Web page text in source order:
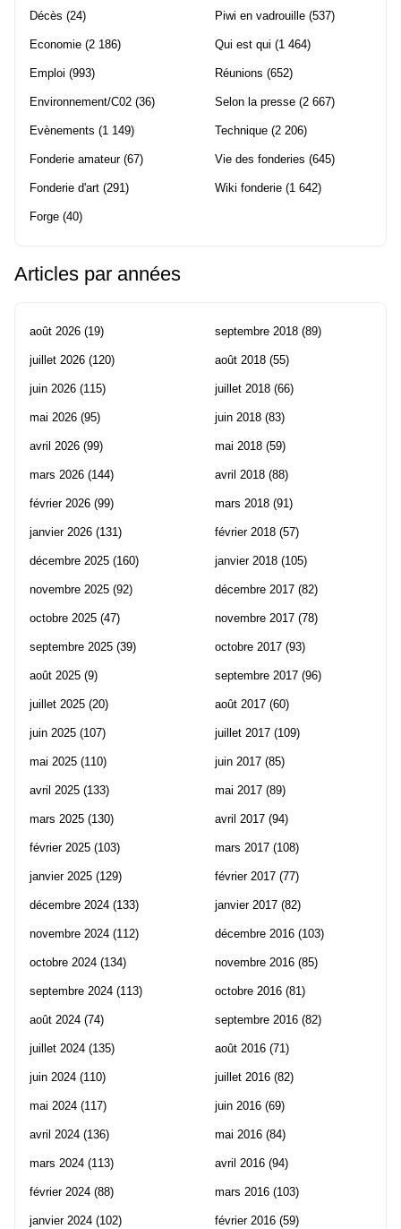
Décès (24)
Economie (2 186)
Emploi (993)
Environnement/C02 (36)
Evènements (1 149)
Fonderie amateur(67)
Fonderie d'art (291)
Forge (40)
Piwi en vadrouille (537)
Qui est qui (1 464)
Réunions (652)
Selon la presse (2 667)
Technique (2 206)
Vie des fonderies (645)
Wiki fonderie (1 642)
Articles par années
août 2026 (19)
juillet 2026 (120)
juin 2026 (115)
mai 2026 (95)
avril 2026 (99)
mars 2026 (144)
février 2026 (99)
janvier 2026 (131)
décembre 2025 (160)
novembre 2025 (92)
octobre 2025 (47)
septembre 2025 (39)
août 2025 (9)
juillet 2025 (20)
juin 2025 (107)
mai 2025 (110)
avril 2025 (133)
mars 2025 (130)
février 2025 (103)
janvier 2025 (129)
décembre 2024 (133)
novembre 2024 (112)
octobre 2024 (134)
septembre 2024 (113)
août 2024 (74)
juillet 2024 (135)
juin 2024 (110)
mai 2024 (117)
avril 2024 (136)
mars 2024 (113)
février 2024 (88)
janvier 2024 (102)
septembre 2018 (89)
août 2018 (55)
juillet 2018 (66)
juin 2018 (83)
mai 2018 (59)
avril 2018 (88)
mars 2018 (91)
février 2018 (57)
janvier 2018 (105)
décembre 2017 (82)
novembre 2017 (78)
octobre 2017 (93)
septembre 2017 (96)
août 2017 (60)
juillet 2017 (109)
juin 2017 (85)
mai 2017 (89)
avril 2017 (94)
mars 2017 (108)
février 2017 (77)
janvier 2017 (82)
décembre 2016 (103)
novembre 2016 (85)
octobre 2016 (81)
septembre 2016 (82)
août 2016 (71)
juillet 2016 (82)
juin 2016 (69)
mai 2016 (84)
avril 2016 (94)
mars 2016 (103)
février 2016 (59)